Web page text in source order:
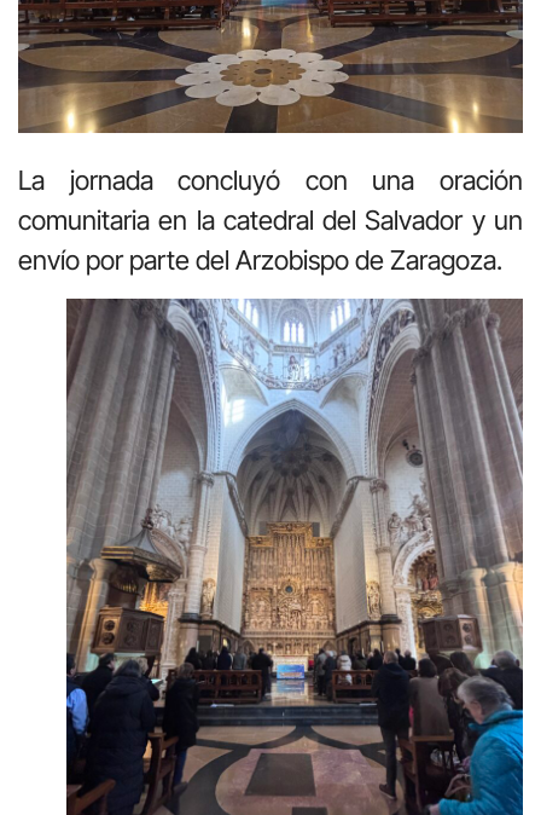
La jornada concluyó con una oración
comunitaria en la catedral del Salvador y un
envío por parte del Arzobispo de Zaragoza.